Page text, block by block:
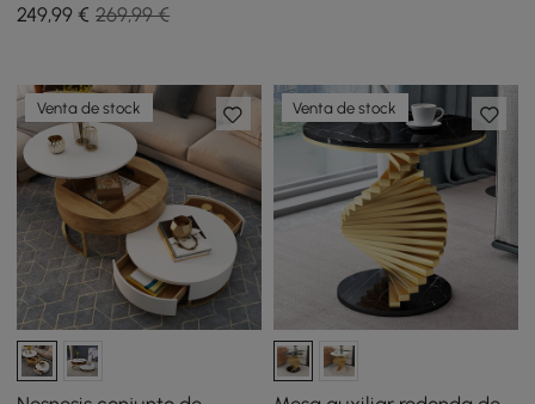
249,99 € 269,99 €
Venta de stock Venta de stock